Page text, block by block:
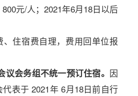
元/人；2021年6月18日以后
、住宿费自理，费用回单位报
议会务组不统一预订住宿。 因
代表于 2021年 6月18日前自行